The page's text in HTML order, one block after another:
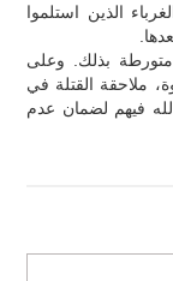
الذين استلموا
بذلك. وعلى
ملاحقة القتلة في
فيهم لضمان عدم